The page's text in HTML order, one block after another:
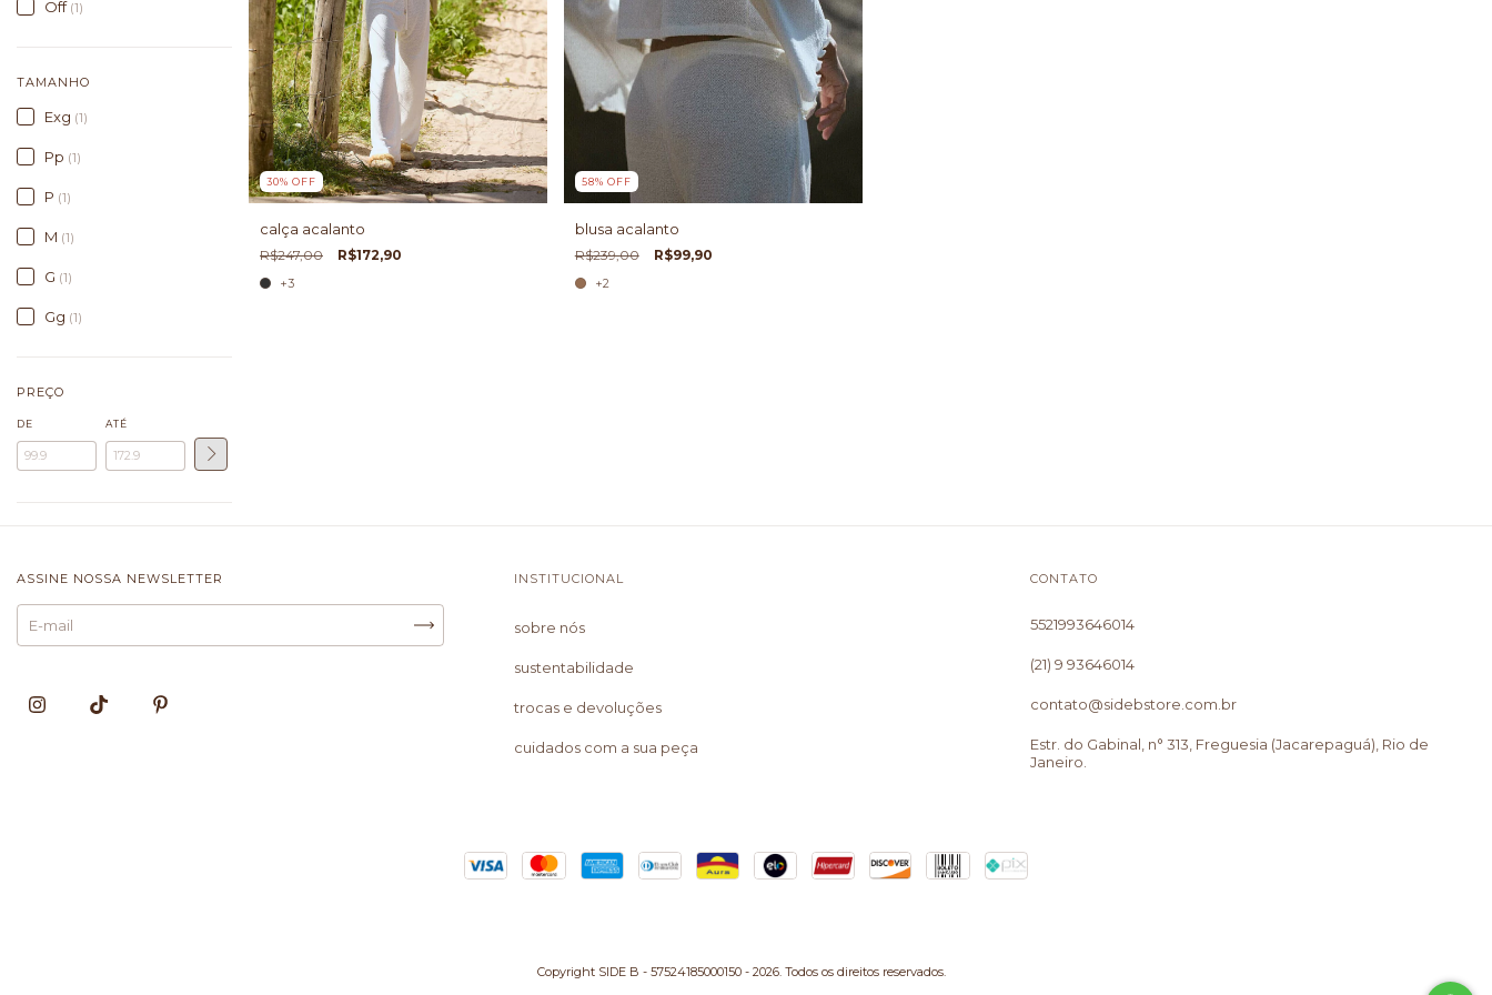
Off (1)
TAMANHO
Exg (1)
Pp (1)
P (1)
M (1)
G (1)
Gg (1)
PREÇO
DE ATÉ
30% OFF
calça acalanto
R$247,00 R$172,90
+3
58% OFF
blusa acalanto
R$239,00 R$99,90
+2
ASSINE NOSSA NEWSLETTER INSTITUCIONAL
sobre nós
sustentabilidade
trocas e devoluções
cuidados com a sua peça
CONTATO
5521993646014
(21) 9 93646014
contato@sidebstore.com.br
Estr. do Gabinal, n° 313, Freguesia (Jacarepaguá), Rio de
Janeiro.
Copyright SIDE B - 57524185000150 - 2026. Todos os direitos reservados.